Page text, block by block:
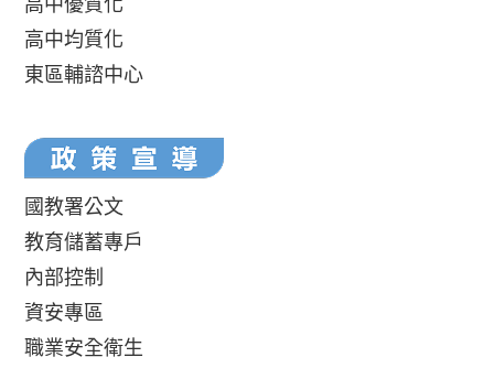
高中均質化
東區輔諮中心
國教署公文
教育儲蓄專戶
內部控制
資安專區
職業安全衛生